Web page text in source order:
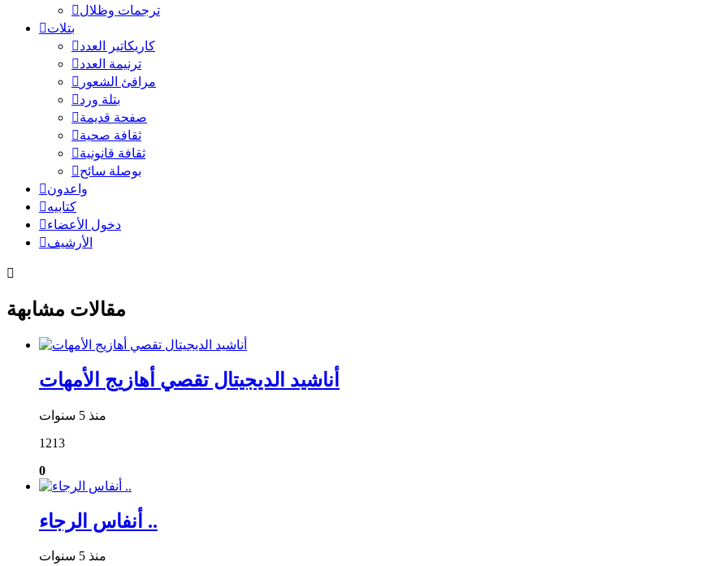
ترجمات وظلال
بتلات
كاريكاتير العدد
ترنيمة العدد
مرافئ الشعور
بتلة ورد
صفحة قديمة
ثقافة صحية
ثقافة قانونية
بوصلة سائح
واعدون
كتابيه
دخول الأعضاء
الأرشيف
مقالات مشابهة
أناشيد الديجيتال تقصي أهازيج الأمهات
منذ 5 سنوات
1213
0
أنفاس الرجاء ..
منذ 5 سنوات